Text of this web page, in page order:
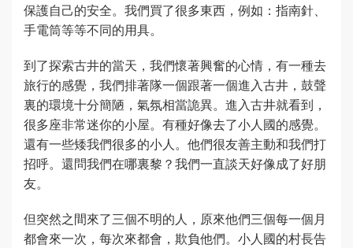
保護自己的安全。我們買了很多東西，例如：指南針、
手電筒等等不同的用具。
到了探索古井的當天，我們懷著興奮的心情，有一種去
旅行的感覺，我們排著隊一個跟著一個進入古井，鼓聲
裏的環境十分簡陋，氣氛相當詭異。進入古井就看到，
很多座非常迷你的小屋。有種好像去了小人國的感覺。
還有一些矮我們很多的小人。他們很友善主動和我們打
招呼。還問我們在哪裏黎？我們一直談天好像成了好朋
友。
但突然之間來了三個不明的人，原來他們三個每一個月
都會來一次，每次來都會，欺負他們。小人國的村長告